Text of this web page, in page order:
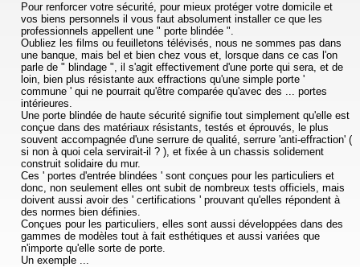
Pour renforcer votre sécurité, pour mieux protéger votre domicile et
vos biens personnels il vous faut absolument installer ce que les
professionnels appellent une " porte blindée ".
Oubliez les films ou feuilletons télévisés, nous ne sommes pas dans
une banque, mais bel et bien chez vous et, lorsque dans ce cas l'on
parle de " blindage ", il s'agit effectivement d'une porte qui sera, et de
loin, bien plus résistante aux effractions qu'une simple porte '
commune ' qui ne pourrait qu'être comparée qu'avec des ... portes
intérieures.
Une porte blindée de haute sécurité signifie tout simplement qu'elle est
conçue dans des matériaux résistants, testés et éprouvés, le plus
souvent accompagnée d'une serrure de qualité, serrure 'anti-effraction' (
si non à quoi cela servirait-il ? ), et fixée à un chassis solidement
construit solidaire du mur.
Ces ' portes d'entrée blindées ' sont conçues pour les particuliers et
donc, non seulement elles ont subit de nombreux tests officiels, mais
doivent aussi avoir des ' certifications ' prouvant qu'elles répondent à
des normes bien définies.
Conçues pour les particuliers, elles sont aussi développées dans des
gammes de modèles tout à fait esthétiques et aussi variées que
n'importe qu'elle sorte de porte.
Un exemple ...